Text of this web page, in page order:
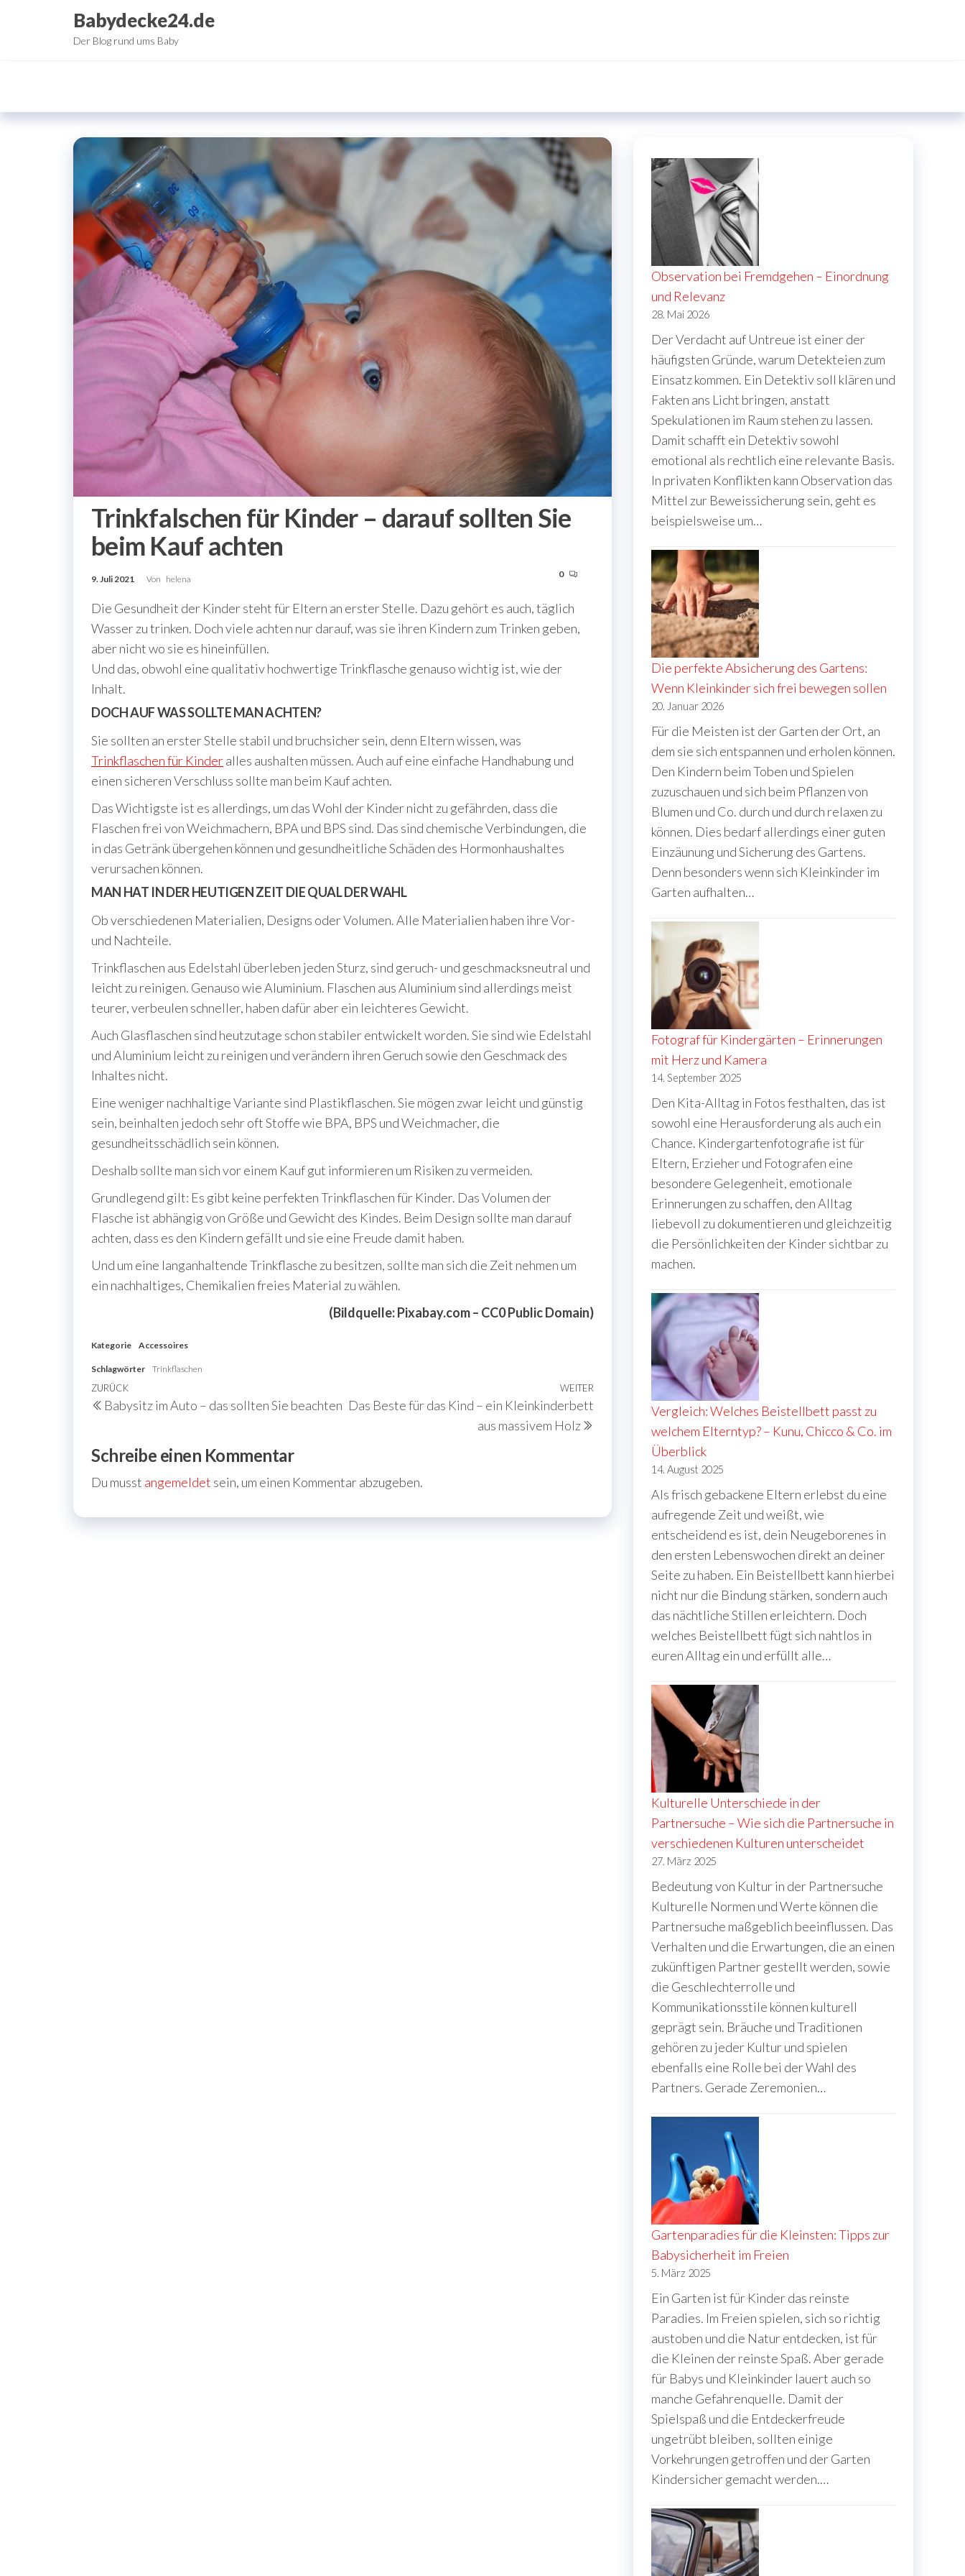
Babydecke24.de
Der Blog rund ums Baby
Trinkfalschen für Kinder – darauf sollten Sie
beim Kauf achten
9. Juli 2021 Von helena 0
Die Gesundheit der Kinder steht für Eltern an erster Stelle. Dazu gehört es auch, täglich
Wasser zu trinken. Doch viele achten nur darauf, was sie ihren Kindern zum Trinken geben,
aber nicht wo sie es hineinfüllen.
Und das, obwohl eine qualitativ hochwertige Trinkflasche genauso wichtig ist, wie der
Inhalt.
DOCH AUF WAS SOLLTE MAN ACHTEN?
Sie sollten an erster Stelle stabil und bruchsicher sein, denn Eltern wissen, was
Trinkflaschen für Kinderalles aushalten müssen. Auch auf eine einfache Handhabung und
einen sicheren Verschluss sollte man beim Kauf achten.
Das Wichtigste ist es allerdings, um das Wohl der Kinder nicht zu gefährden, dass die
Flaschen frei von Weichmachern, BPA und BPS sind. Das sind chemische Verbindungen, die
in das Getränk übergehen können und gesundheitliche Schäden des Hormonhaushaltes
verursachen können.
MAN HAT IN DER HEUTIGEN ZEIT DIE QUAL DER WAHL
Ob verschiedenen Materialien, Designs oder Volumen. Alle Materialien haben ihre Vor-
und Nachteile.
Trinkflaschen aus Edelstahl überleben jeden Sturz, sind geruch- und geschmacksneutral und
leicht zu reinigen. Genauso wie Aluminium. Flaschen aus Aluminium sind allerdings meist
teurer, verbeulen schneller, haben dafür aber ein leichteres Gewicht.
Auch Glasflaschen sind heutzutage schon stabiler entwickelt worden. Sie sind wie Edelstahl
und Aluminium leicht zu reinigen und verändern ihren Geruch sowie den Geschmack des
Inhaltes nicht.
Eine weniger nachhaltige Variante sind Plastikflaschen. Sie mögen zwar leicht und günstig
sein, beinhalten jedoch sehr oft Stoffe wie BPA, BPS und Weichmacher, die
gesundheitsschädlich sein können.
Deshalb sollte man sich vor einem Kauf gut informieren um Risiken zu vermeiden.
Grundlegend gilt: Es gibt keine perfekten Trinkflaschen für Kinder. Das Volumen der
Flasche ist abhängig von Größe und Gewicht des Kindes. Beim Design sollte man darauf
achten, dass es den Kindern gefällt und sie eine Freude damit haben.
Und um eine langanhaltende Trinkflasche zu besitzen, sollte man sich die Zeit nehmen um
ein nachhaltiges, Chemikalien freies Material zu wählen.
(Bildquelle: Pixabay.com – CC0 Public Domain)
Kategorie Accessoires
Schlagwörter Trinkflaschen
Beitragsnavigation
Vorheriger
Beitrag
ZURÜCK
Babysitz im Auto – das sollten Sie beachten
Nächster
WEITER
Das Beste für das Kind – ein Kleinkinderbett
aus massivem Holz
Schreibe einen Kommentar
Du musst angemeldet sein, um einen Kommentar abzugeben.
Observation bei Fremdgehen – Einordnung
und Relevanz
28. Mai 2026
Der Verdacht auf Untreue ist einer der
häufigsten Gründe, warum Detekteien zum
Einsatz kommen. Ein Detektiv soll klären und
Fakten ans Licht bringen, anstatt
Spekulationen im Raum stehen zu lassen.
Damit schafft ein Detektiv sowohl
emotional als rechtlich eine relevante Basis.
In privaten Konflikten kann Observation das
Mittel zur Beweissicherung sein, geht es
beispielsweise um…
Die perfekte Absicherung des Gartens:
Wenn Kleinkinder sich frei bewegen sollen
20. Januar 2026
Für die Meisten ist der Garten der Ort, an
dem sie sich entspannen und erholen können.
Den Kindern beim Toben und Spielen
zuzuschauen und sich beim Pflanzen von
Blumen und Co. durch und durch relaxen zu
können. Dies bedarf allerdings einer guten
Einzäunung und Sicherung des Gartens.
Denn besonders wenn sich Kleinkinder im
Garten aufhalten…
Fotograf für Kindergärten – Erinnerungen
mit Herz und Kamera
14. September 2025
Den Kita-Alltag in Fotos festhalten, das ist
sowohl eine Herausforderung als auch ein
Chance. Kindergartenfotografie ist für
Eltern, Erzieher und Fotografen eine
besondere Gelegenheit, emotionale
Erinnerungen zu schaffen, den Alltag
liebevoll zu dokumentieren und gleichzeitig
die Persönlichkeiten der Kinder sichtbar zu
machen.
Vergleich: Welches Beistellbett passt zu
welchem Elterntyp? – Kunu, Chicco & Co. im
Überblick
14. August 2025
Als frisch gebackene Eltern erlebst du eine
aufregende Zeit und weißt, wie
entscheidend es ist, dein Neugeborenes in
den ersten Lebenswochen direkt an deiner
Seite zu haben. Ein Beistellbett kann hierbei
nicht nur die Bindung stärken, sondern auch
das nächtliche Stillen erleichtern. Doch
welches Beistellbett fügt sich nahtlos in
euren Alltag ein und erfüllt alle…
Kulturelle Unterschiede in der
Partnersuche – Wie sich die Partnersuche in
verschiedenen Kulturen unterscheidet
27. März 2025
Bedeutung von Kultur in der Partnersuche
Kulturelle Normen und Werte können die
Partnersuche maßgeblich beeinflussen. Das
Verhalten und die Erwartungen, die an einen
zukünftigen Partner gestellt werden, sowie
die Geschlechterrolle und
Kommunikationsstile können kulturell
geprägt sein. Bräuche und Traditionen
gehören zu jeder Kultur und spielen
ebenfalls eine Rolle bei der Wahl des
Partners. Gerade Zeremonien…
Gartenparadies für die Kleinsten: Tipps zur
Babysicherheit im Freien
5. März 2025
Ein Garten ist für Kinder das reinste
Paradies. Im Freien spielen, sich so richtig
austoben und die Natur entdecken, ist für
die Kleinen der reinste Spaß. Aber gerade
für Babys und Kleinkinder lauert auch so
manche Gefahrenquelle. Damit der
Spielspaß und die Entdeckerfreude
ungetrübt bleiben, sollten einige
Vorkehrungen getroffen und der Garten
Kindersicher gemacht werden.…